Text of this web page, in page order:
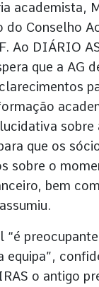
academista,
do Conselho
Ao DIÁRIO
que a AG
sobre
que os
sobre o
bem
“é
equipa”,
o antigo